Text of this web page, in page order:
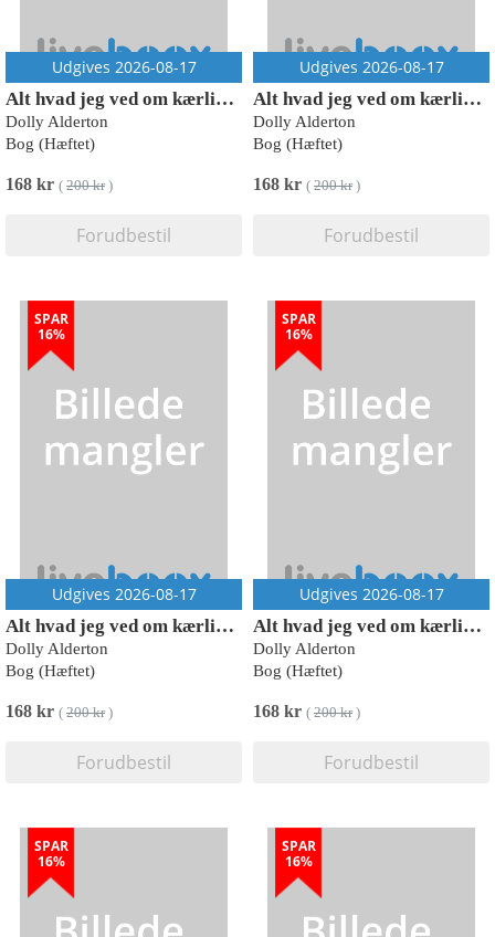
Udgives 2026-08-17
Alt hvad jeg ved om kærlighed
Dolly Alderton
Bog (Hæftet)
168 kr ( 200 kr)
Forudbestil
Udgives 2026-08-17
Alt hvad jeg ved om kærlighed
Dolly Alderton
Bog (Hæftet)
168 kr ( 200 kr)
Forudbestil
SPAR
16%
Udgives 2026-08-17
Alt hvad jeg ved om kærlighed
Dolly Alderton
Bog (Hæftet)
168 kr ( 200 kr)
Forudbestil
SPAR
16%
Udgives 2026-08-17
Alt hvad jeg ved om kærlighed
Dolly Alderton
Bog (Hæftet)
168 kr ( 200 kr)
Forudbestil
SPAR
16%
SPAR
16%